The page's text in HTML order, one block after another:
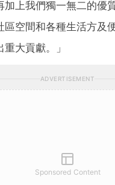
加上我們獨一無二的優
區空間和各種生活方及
重大貢獻。」
ADVERTISEMENT
Sponsored Content